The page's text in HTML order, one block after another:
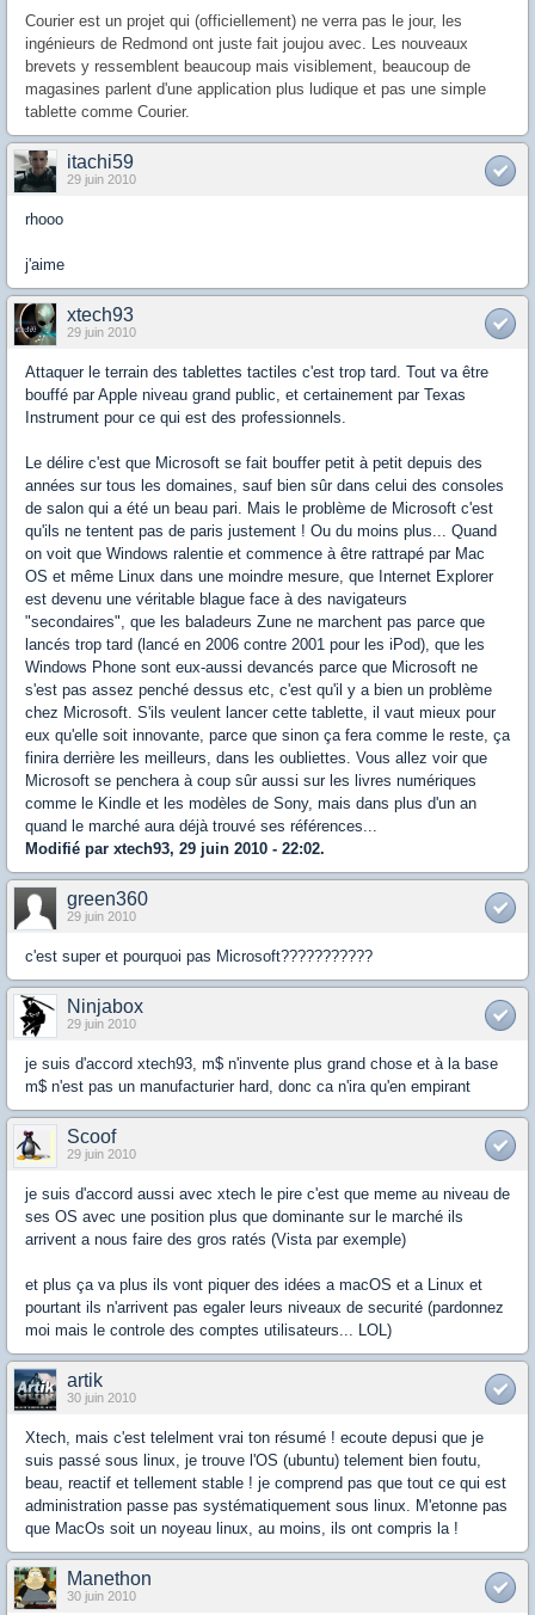
Courier est un projet qui (officiellement) ne verra pas le jour, les
ingénieurs de Redmond ont juste fait joujou avec. Les nouveaux
brevets y ressemblent beaucoup mais visiblement, beaucoup de
magasines parlent d'une application plus ludique et pas une simple
tablette comme Courier.
itachi59
29 juin 2010
rhooo
j'aime
xtech93
29 juin 2010
Attaquer le terrain des tablettes tactiles c'est trop tard. Tout va être
bouffé par Apple niveau grand public, et certainement par Texas
Instrument pour ce qui est des professionnels.
Le délire c'est que Microsoft se fait bouffer petit à petit depuis des
années sur tous les domaines, sauf bien sûr dans celui des consoles
de salon qui a été un beau pari. Mais le problème de Microsoft c'est
qu'ils ne tentent pas de paris justement ! Ou du moins plus... Quand
on voit que Windows ralentie et commence à être rattrapé par Mac
OS et même Linux dans une moindre mesure, que Internet Explorer
est devenu une véritable blague face à des navigateurs
"secondaires", que les baladeurs Zune ne marchent pas parce que
lancés trop tard (lancé en 2006 contre 2001 pour les iPod), que les
Windows Phone sont eux-aussi devancés parce que Microsoft ne
s'est pas assez penché dessus etc, c'est qu'il y a bien un problème
chez Microsoft. S'ils veulent lancer cette tablette, il vaut mieux pour
eux qu'elle soit innovante, parce que sinon ça fera comme le reste, ça
finira derrière les meilleurs, dans les oubliettes. Vous allez voir que
Microsoft se penchera à coup sûr aussi sur les livres numériques
comme le Kindle et les modèles de Sony, mais dans plus d'un an
quand le marché aura déjà trouvé ses références...
Modifié par xtech93, 29 juin 2010 - 22:02.
green360
29 juin 2010
c'est super et pourquoi pas Microsoft???????????
Ninjabox
29 juin 2010
je suis d'accord xtech93, m$ n'invente plus grand chose et à la base
m$ n'est pas un manufacturier hard, donc ca n'ira qu'en empirant
Scoof
29 juin 2010
je suis d'accord aussi avec xtech le pire c'est que meme au niveau de
ses OS avec une position plus que dominante sur le marché ils
arrivent a nous faire des gros ratés (Vista par exemple)
et plus ça va plus ils vont piquer des idées a macOS et a Linux et
pourtant ils n'arrivent pas egaler leurs niveaux de securité (pardonnez
moi mais le controle des comptes utilisateurs... LOL)
artik
30 juin 2010
Xtech, mais c'est telelment vrai ton résumé ! ecoute depusi que je
suis passé sous linux, je trouve l'OS (ubuntu) telement bien foutu,
beau, reactif et tellement stable ! je comprend pas que tout ce qui est
administration passe pas systématiquement sous linux. M'etonne pas
que MacOs soit un noyeau linux, au moins, ils ont compris la !
Manethon
30 juin 2010